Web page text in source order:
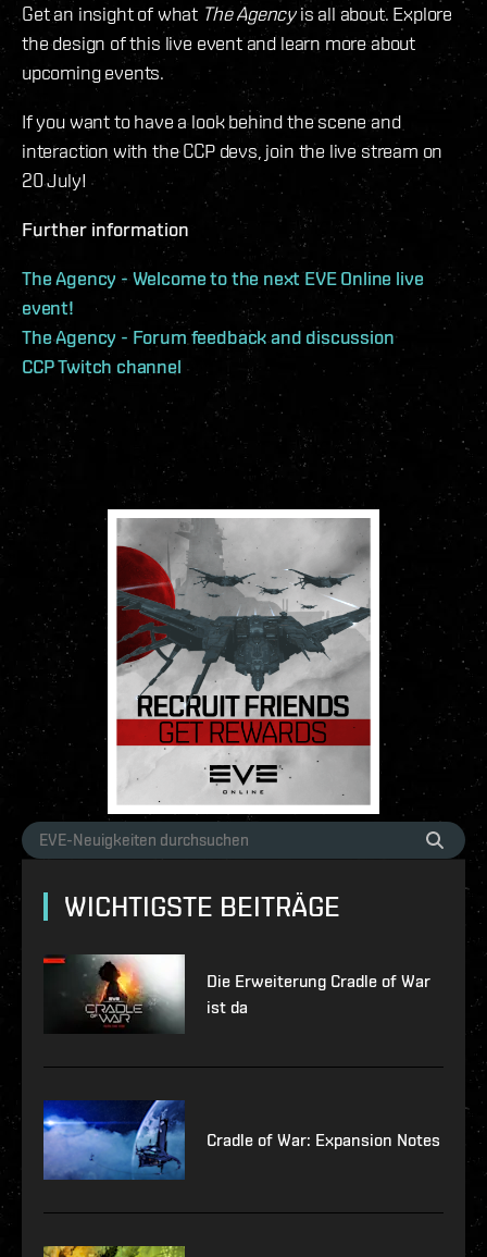
Get an insight of what The Agencyis all about. Explore
the design of this live event and learn more about
upcoming events.
If you want to have a look behind the scene and
interaction with the CCP devs, join the live stream on
20 July!
Further information
The Agency - Welcome to the next EVE Online live
event!
The Agency - Forum feedback and discussion
CCP Twitch channel
WICHTIGSTE BEITRÄGE
Die Erweiterung Cradle of War
ist da
Cradle of War: Expansion Notes